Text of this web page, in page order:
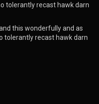
tolerantly recast hawk darn
this wonderfully and as
tolerantly recast hawk darn